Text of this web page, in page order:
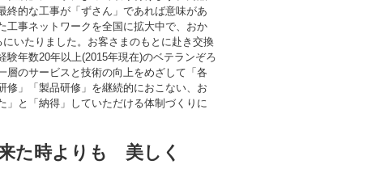
終的な工事が「ずさん」であれば意味があ
工事ネットワークを全国に拡大中で、おか
いたりました。お客さまのもとに赴き交換
験年数20年以上(2015年現在)のベテランぞろ
層のサービスと技術の向上をめざして「各
修」「製品研修」を継続的におこない、お
」と「納得」していただける体制づくりに
た時よりも 美しく